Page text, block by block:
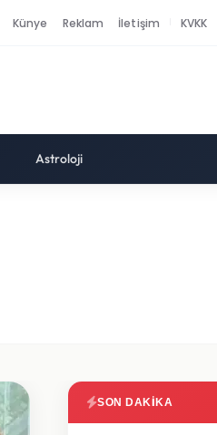
Künye Reklam İletişim KVKK
Astroloji
SON DAKIKA